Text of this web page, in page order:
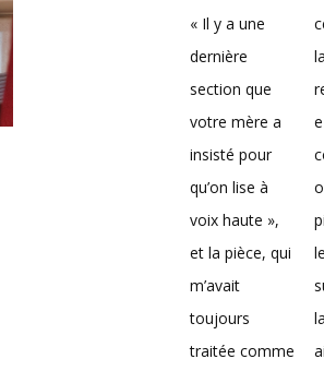
« Il y a une
dernière
section que
votre mère a
insisté pour
qu’on lise à
voix haute »,
et la pièce, qui
m’avait
toujours
traitée comme